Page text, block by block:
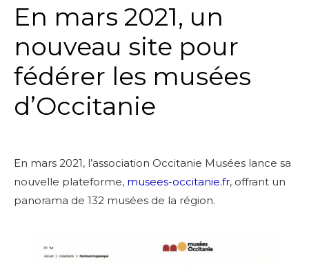
En mars 2021, un
nouveau site pour
fédérer les musées
d’Occitanie
En mars 2021, l’association Occitanie Musées lance sa
nouvelle plateforme, musees-occitanie.fr, offrant un
panorama de 132 musées de la région.